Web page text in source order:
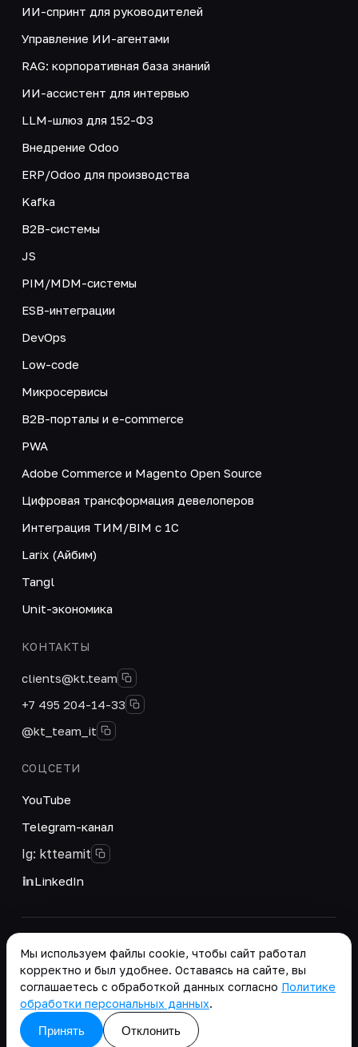
ИИ-спринт для руководителей
Управление ИИ-агентами
RAG: корпоративная база знаний
ИИ-ассистент для интервью
LLM-шлюз для 152-ФЗ
Внедрение Odoo
ERP/Odoo для производства
Kafka
B2B-системы
JS
PIM/MDM-системы
ESB-интеграции
DevOps
Low-code
Микросервисы
B2B-порталы и e-commerce
PWA
Adobe Commerce и Magento Open Source
Цифровая трансформация девелоперов
Интеграция ТИМ/BIM с 1С
Larix (Айбим)
Tangl
Unit-экономика
КОНТАКТЫ
clients@kt.team
+7 495 204-14-33
@kt_team_it
СОЦСЕТИ
YouTube
Telegram-канал
Ig: ktteamit
LinkedIn
решений и корпоративных систем.
Реквизиты
Положение о работе с персональными данными
copy as .md
Мы используем файлы cookie, чтобы сайт работал
корректно и был удобнее. Оставаясь на сайте, вы
соглашаетесь с обработкой данных согласно Политике
обработки персональных данных.
Принять
Отклонить